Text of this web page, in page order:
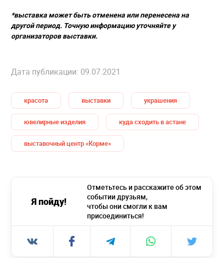
*выставка может быть отменена или перенесена на
другой период. Точную информацию уточняйте у
организаторов выставки.
Дата публикации: 09.07.2021
красота выставки украшения
ювелирные изделия куда сходить в астане
выставочный центр «Корме»
Я пойду!
Отметьтесь и расскажите об этом
событии друзьям,
чтобы они смогли к вам
присоединиться!